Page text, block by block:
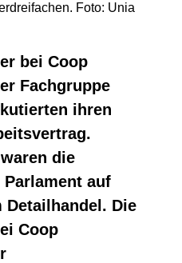
Foto: Unia
bei Coop
Fachgruppe
ihren
die
auf
Die
Coop